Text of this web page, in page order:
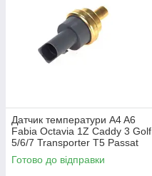
Датчик температури A4 A6
Fabia Octavia 1Z Caddy 3 Golf
5/6/7 Transporter T5 Passat
B6 (колір сірий)
Готово до відправки